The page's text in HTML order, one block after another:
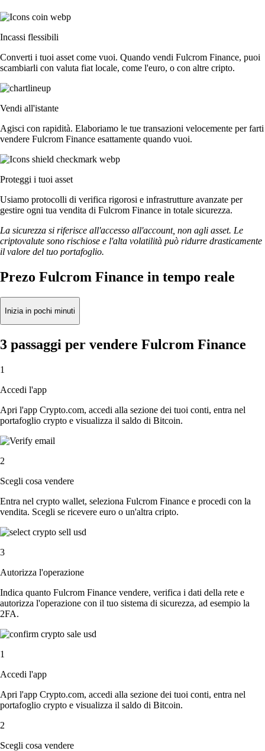
Incassi flessibili
Converti i tuoi asset come vuoi. Quando vendi Fulcrom Finance, puoi
scambiarli con valuta fiat locale, come l'euro, o con altre cripto.
Vendi all'istante
Agisci con rapidità. Elaboriamo le tue transazioni velocemente per farti
vendere Fulcrom Finance esattamente quando vuoi.
Proteggi i tuoi asset
Usiamo protocolli di verifica rigorosi e infrastrutture avanzate per
gestire ogni tua vendita di Fulcrom Finance in totale sicurezza.
La sicurezza si riferisce all'accesso all'account, non agli asset. Le
criptovalute sono rischiose e l'alta volatilità può ridurre drasticamente
il valore del tuo portafoglio.
Prezo Fulcrom Finance in tempo reale
Inizia in pochi minuti
3 passaggi per vendere Fulcrom Finance
1
Accedi l'app
Apri l'app Crypto.com, accedi alla sezione dei tuoi conti, entra nel
portafoglio crypto e visualizza il saldo di Bitcoin.
2
Scegli cosa vendere
Entra nel crypto wallet, seleziona Fulcrom Finance e procedi con la
vendita. Scegli se ricevere euro o un'altra cripto.
3
Autorizza l'operazione
Indica quanto Fulcrom Finance vendere, verifica i dati della rete e
autorizza l'operazione con il tuo sistema di sicurezza, ad esempio la
2FA.
1
Accedi l'app
Apri l'app Crypto.com, accedi alla sezione dei tuoi conti, entra nel
portafoglio crypto e visualizza il saldo di Bitcoin.
2
Scegli cosa vendere